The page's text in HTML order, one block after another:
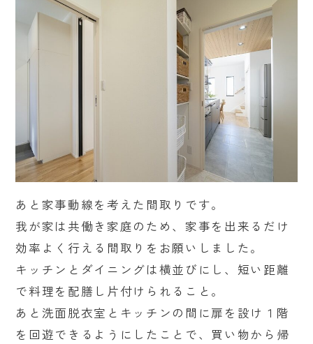
あと家事動線を考えた間取りです。
我が家は共働き家庭のため、家事を出来るだけ
効率よく行える間取りをお願いしました。
キッチンとダイニングは横並びにし、短い距離
で料理を配膳し片付けられること。
あと洗面脱衣室とキッチンの間に扉を設け１階
を回遊できるようにしたことで、買い物から帰